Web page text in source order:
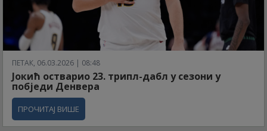
ПЕТАК, 06.03.2026 | 08:48
Јокић остварио 23. трипл-дабл у сезони у
побједи Денвера
ПРОЧИТАЈ ВИШЕ